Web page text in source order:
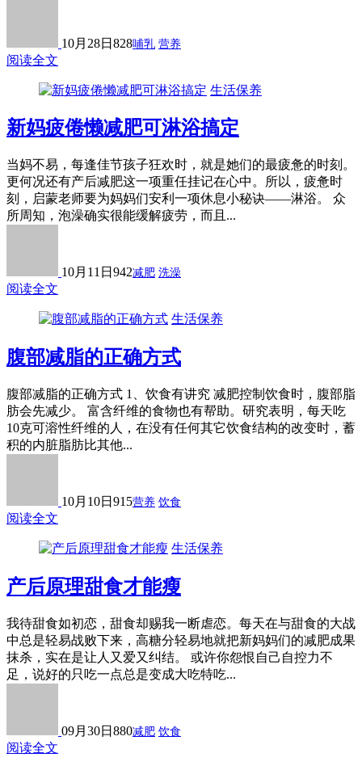
10月28日 828哺乳 营养
阅读全文
生活保养
新妈疲倦懒减肥可淋浴搞定
当妈不易，每逢佳节孩子狂欢时，就是她们的最疲惫的时刻。
更何况还有产后减肥这一项重任挂记在心中。所以，疲惫时
刻，启蒙老师要为妈妈们安利一项休息小秘诀——淋浴。 众
所周知，泡澡确实很能缓解疲劳，而且...
10月11日 942减肥 洗澡
阅读全文
生活保养
腹部减脂的正确方式
腹部减脂的正确方式 1、饮食有讲究 减肥控制饮食时，腹部脂
肪会先减少。 富含纤维的食物也有帮助。研究表明，每天吃
10克可溶性纤维的人，在没有任何其它饮食结构的改变时，蓄
积的内脏脂肪比其他...
10月10日 915营养 饮食
阅读全文
生活保养
产后原理甜食才能瘦
我待甜食如初恋，甜食却赐我一断虐恋。每天在与甜食的大战
中总是轻易战败下来，高糖分轻易地就把新妈妈们的减肥成果
抹杀，实在是让人又爱又纠结。 或许你怨恨自己自控力不
足，说好的只吃一点总是变成大吃特吃...
09月30日 880减肥 饮食
阅读全文